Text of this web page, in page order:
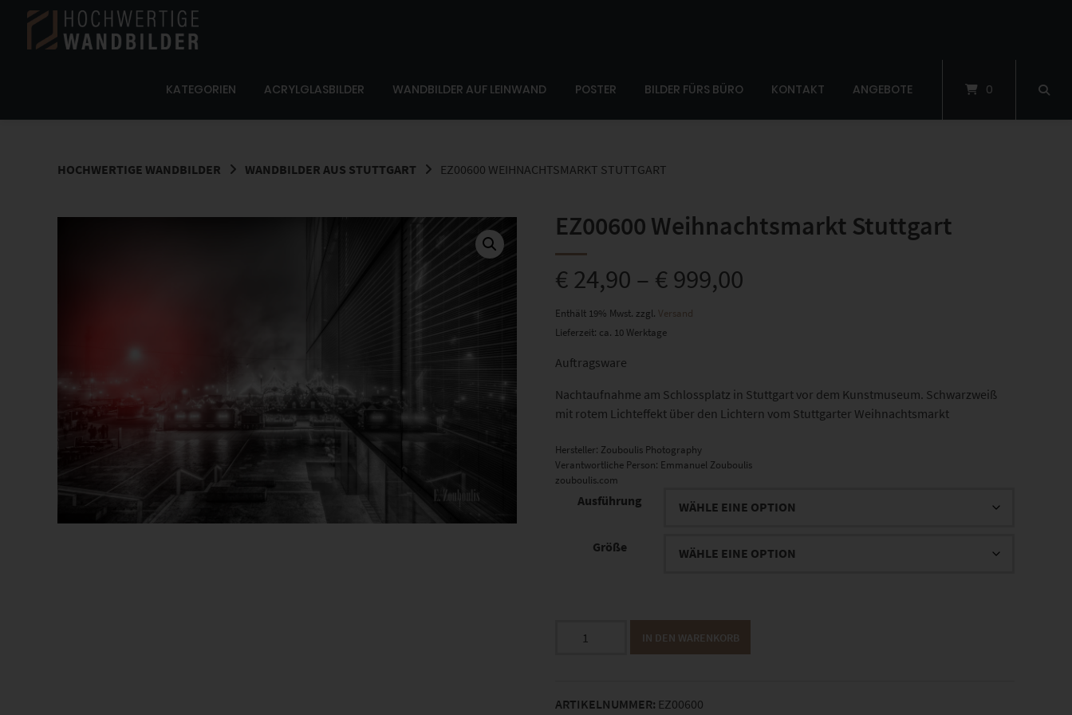
Springe
Inhalt
KATEGORIEN ACRYLGLASBILDER WANDBILDER AUF LEINWAND POSTER BILDER FÜRS BÜRO KONTAKT ANGEBOTE 0
HOCHWERTIGE WANDBILDER WANDBILDER AUS STUTTGART EZ00600 WEIHNACHTSMARKT STUTTGART
EZ00600 Weihnachtsmarkt Stuttgart
€24,90 – €999,00
Enthält 19% Mwst. zzgl. Versand
Lieferzeit: ca. 10 Werktage
Auftragsware
Nachtaufnahme am Schlossplatz in Stuttgart vor dem Kunstmuseum. Schwarzweiß
mit rotem Lichteffekt über den Lichtern vom Stuttgarter Weihnachtsmarkt
Hersteller: Zouboulis Photography
Verantwortliche Person: Emmanuel Zouboulis
zouboulis.com
Ausführung
Größe
IN DEN WARENKORB
ARTIKELNUMMER: EZ00600